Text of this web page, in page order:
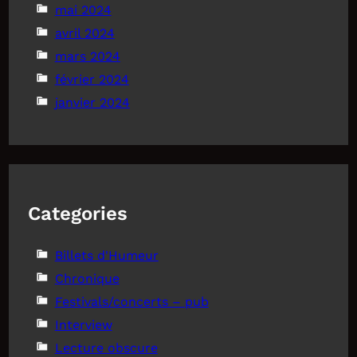
mai 2024
avril 2024
mars 2024
février 2024
janvier 2024
Categories
Billets d'Humeur
Chronique
Festivals/concerts – pub
Interview
Lecture obscure